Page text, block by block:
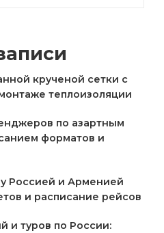
крученой сетки с
теплоизоляции
по азартным
форматов и
Россией и Арменией
и расписание рейсов
и туров по России: